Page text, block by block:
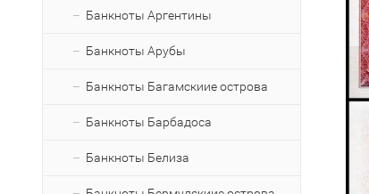
Банкноты Аргентины
Банкноты Арубы
Банкноты Багамскиие острова
Банкноты Барбадоса
Банкноты Белиза